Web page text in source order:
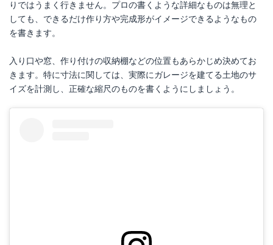
りではうまく行きません。プロの書くような詳細なものは無理と
しても、できるだけ作り方や完成形がイメージできるようなもの
を書きます。
入り口や窓、作り付けの収納棚などの位置もあらかじめ決めてお
きます。特に寸法に関しては、実際にガレージを建てる土地のサ
イズを計測し、正確な縮尺のものを書くようにしましょう。